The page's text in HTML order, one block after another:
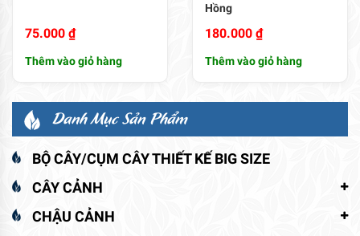
75.000 ₫
Thêm vào giỏ hàng
Hồng
180.000 ₫
Thêm vào giỏ hàng
Danh Mục Sản Phẩm
BỘ CÂY/CỤM CÂY THIẾT KẾ BIG SIZE
CÂY CẢNH
CHẬU CẢNH